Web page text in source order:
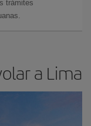
trámites
a Lima